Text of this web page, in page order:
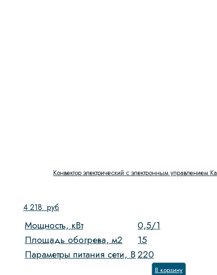
Конвектор электрический с электронным управлением
4 218 руб
Мощность, кВт
0,5/1
Площадь обогрева, м2
15
Параметры питания сети, В220
В корзину